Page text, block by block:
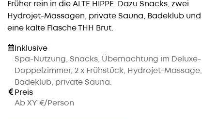
Früher rein in die ALTE HIPPE. Dazu Snacks, zwei
Hydrojet-Massagen, private Sauna, Badeklub und
eine kalte Flasche THH Brut.
Inklusive
Spa-Nutzung, Snacks, Übernachtung im Deluxe-
Doppelzimmer, 2 x Frühstück, Hydrojet-Massage,
Badeklub, private Sauna.
Preis
Ab XY €/Person